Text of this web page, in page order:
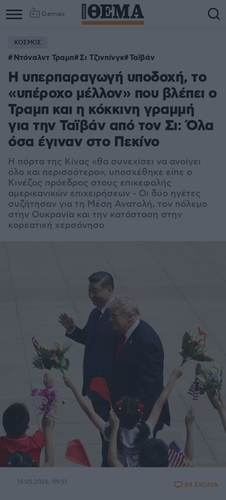
Games
ΚΟΣΜΟΣ
Ντόναλντ Τραμπ Σι Τζινπίνγκ Ταϊβάν
Η υπερπαραγωγή υποδοχή, το
«υπέροχο μέλλον» που βλέπει ο
Τραμπ και η κόκκινη γραμμή
για την Ταϊβάν από τον Σι: Όλα
όσα έγιναν στο Πεκίνο
Η πόρτα της Κίνας «θα συνεχίσει να ανοίγει
όλο και περισσότερο», υποσχέθηκε είπε ο
Κινέζος πρόεδρος στους επικεφαλής
αμερικανικών επιχειρήσεων - Οι δύο ηγέτες
συζήτησαν για τη Μέση Ανατολή, τον πόλεμο
στην Ουκρανία και την κατάσταση στην
κορεατική χερσόνησο
14.05.2026, 09:51 84 ΣΧΟΛΙΑ